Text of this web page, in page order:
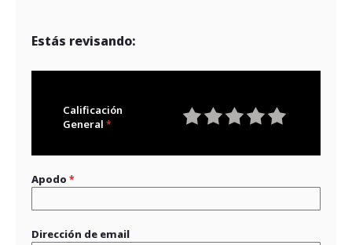
Estás revisando:
Calificación
General
Apodo
Dirección de email